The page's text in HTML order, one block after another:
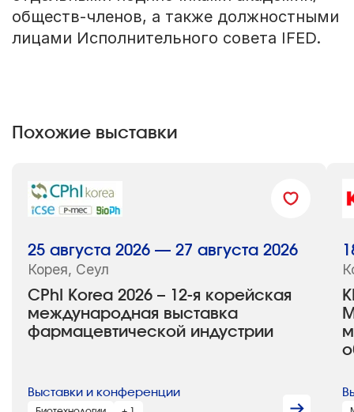
обществ-членов, а также должностными
лицами Исполнительного совета IFED.
Похожие выставки
CPhI Korea 2026 – 12-я корейская
международная выставка
фармацевтической индустрии
25 августа 2026 — 27 августа 2026
Корея, Сеул
Выставки и конференции